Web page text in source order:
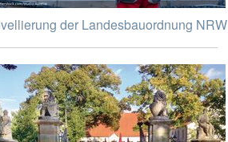
der Landesbauordnung NRW